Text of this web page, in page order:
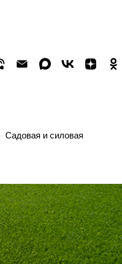
Садовая и силовая
Садовая и силовая